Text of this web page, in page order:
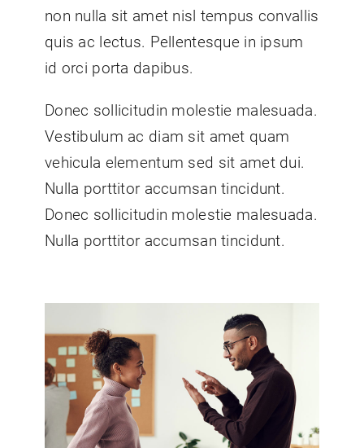
non nulla sit amet nisl tempus convallis
quis ac lectus. Pellentesque in ipsum
id orci porta dapibus.
Donec sollicitudin molestie malesuada.
Vestibulum ac diam sit amet quam
vehicula elementum sed sit amet dui.
Nulla porttitor accumsan tincidunt.
Donec sollicitudin molestie malesuada.
Nulla porttitor accumsan tincidunt.